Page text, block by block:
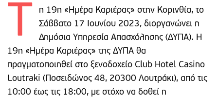
Τ
η 19η «Ημέρα Καριέρας» στην Κορινθία, το
Σάββατο 17 Ιουνίου 2023, διοργανώνει η
Δημόσια Υπηρεσία Απασχόλησης (ΔΥΠΑ). Η
19η «Ημέρα Καριέρας» της ΔΥΠΑ θα
πραγματοποιηθεί στο ξενοδοχείο Club Hotel Casino
Loutraki (Ποσειδώνος 48, 20300 Λουτράκι), από τις
10:00 έως τις 18:00, με στόχο να δοθεί η